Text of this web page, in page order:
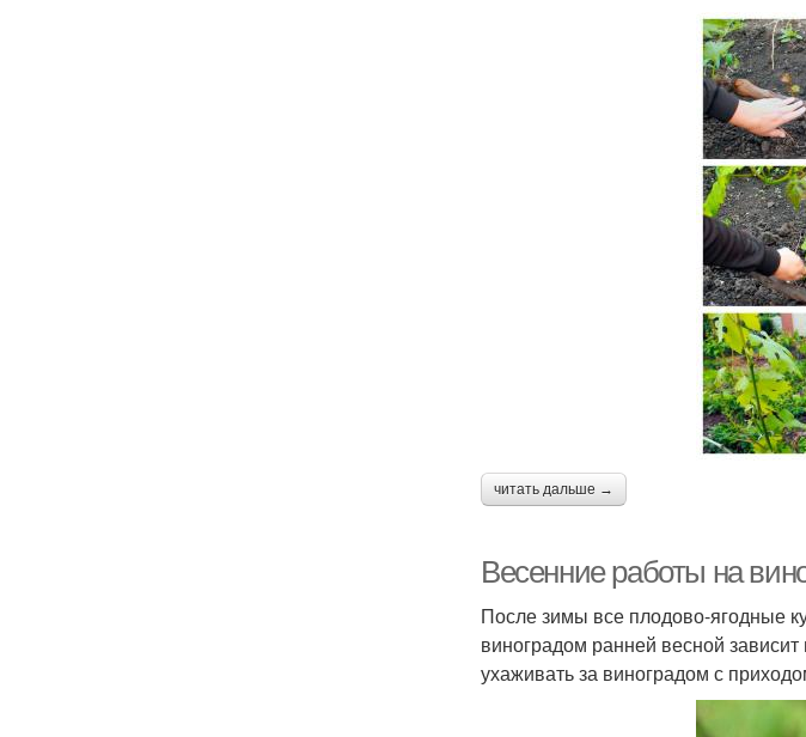
читать дальше →
Весенние работы на
После зимы все плодово-ягодные
виноградом ранней весной зависит
ухаживать за виноградом с